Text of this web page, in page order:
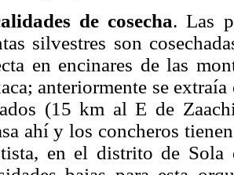
de cosecha. Las
silvestres son
en encinares de las
anteriormente se
(15 km al E de
ahí y los concheros
en el distrito de Sola